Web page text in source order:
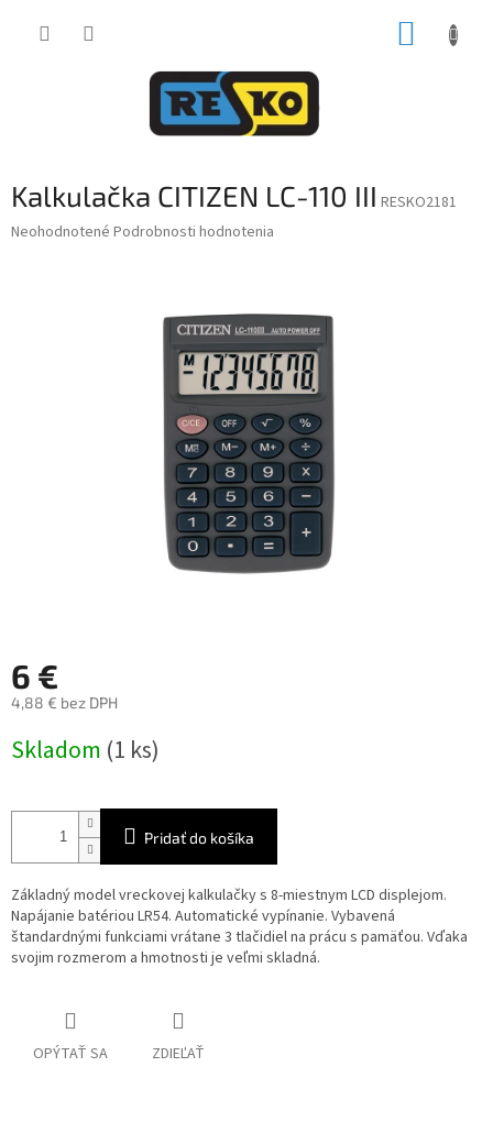
Kalkulačka CITIZEN LC-110 III RESKO2181
Priemerné
Neohodnotené Podrobnosti hodnotenia
6 €
4,88 € bez DPH
cena:
Skladom (1 ks)
Pridať do košíka
Základný model vreckovej kalkulačky s 8-miestnym LCD displejom.
Napájanie batériou LR54. Automatické vypínanie. Vybavená
štandardnými funkciami vrátane 3 tlačidiel na prácu s pamäťou. Vďaka
svojim rozmerom a hmotnosti je veľmi skladná.
OPÝTAŤ SA ZDIEĽAŤ